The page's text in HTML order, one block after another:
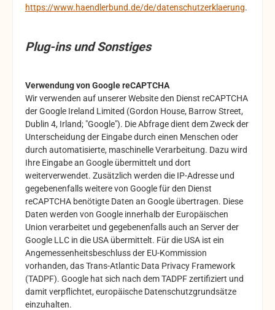
https://www.haendlerbund.de/de/datenschutzerklaerung.
Plug-ins und Sonstiges
Verwendung von Google reCAPTCHA
Wir verwenden auf unserer Website den Dienst reCAPTCHA
derGoogle Ireland Limited (Gordon House, Barrow Street,
Dublin 4, Irland; "Google"). Die Abfrage dient dem Zweck der
Unterscheidung der Eingabe durch einen Menschen oder
durch automatisierte, maschinelle Verarbeitung. Dazu wird
Ihre Eingabe an Google übermittelt und dort
weiterverwendet. Zusätzlich werden die IP-Adresse und
gegebenenfalls weitere von Google für den Dienst
reCAPTCHA benötigte Daten an Google übertragen. Diese
Daten werden von Google innerhalb der Europäischen
Union verarbeitet und gegebenenfalls auch an Server der
Google LLC in die USA übermittelt. Für die USA ist ein
Angemessenheitsbeschluss der EU-Kommission
vorhanden, das Trans-Atlantic Data Privacy Framework
(TADPF). Google hat sich nach dem TADPF zertifiziert und
damit verpflichtet, europäische Datenschutzgrundsätze
einzuhalten.